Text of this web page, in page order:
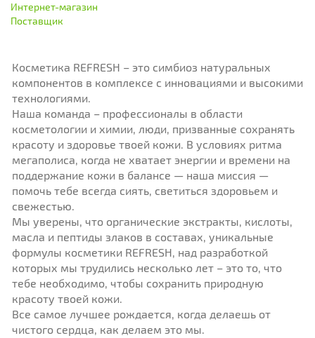
Интернет-магазин
Поставщик
Косметика REFRESH – это симбиоз натуральных
компонентов в комплексе с инновациями и высокими
технологиями.
Наша команда – профессионалы в области
косметологии и химии, люди, призванные сохранять
красоту и здоровье твоей кожи. В условиях ритма
мегаполиса, когда не хватает энергии и времени на
поддержание кожи в балансе — наша миссия —
помочь тебе всегда сиять, светиться здоровьем и
свежестью.
Мы уверены, что органические экстракты, кислоты,
масла и пептиды злаков в составах, уникальные
формулы косметики REFRESH, над разработкой
которых мы трудились несколько лет – это то, что
тебе необходимо, чтобы сохранить природную
красоту твоей кожи.
Все самое лучшее рождается, когда делаешь от
чистого сердца, как делаем это мы.